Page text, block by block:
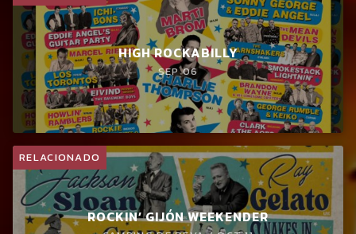
HIGH ROCKABILLY
SEP 06
RELACIONADO
ROCKIN’ GIJÓN WEEKENDER